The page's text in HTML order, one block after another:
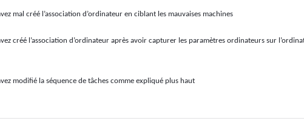
mal créé l’association d’ordinateur en ciblant les mauvaises machines
créé l’association d’ordinateur après avoir capturer les paramètres ordinateurs sur
modifié la séquence de tâches comme expliqué plus haut